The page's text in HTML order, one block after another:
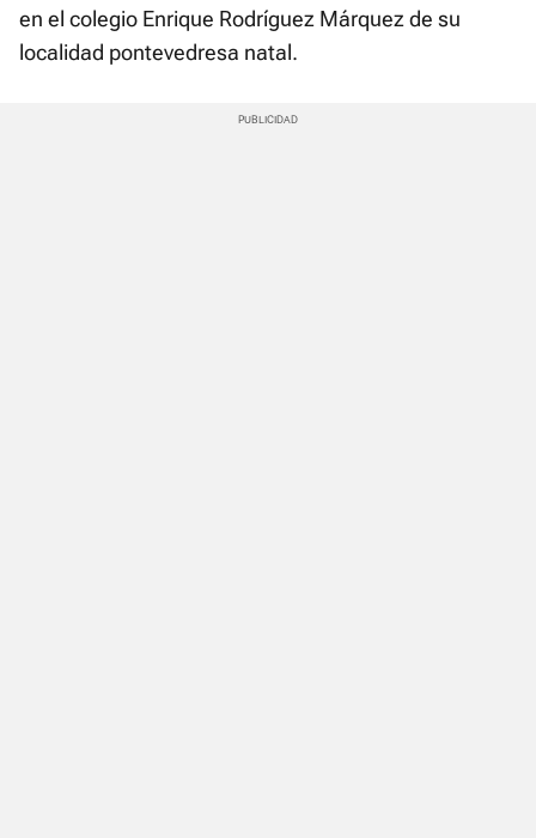
en el colegio Enrique Rodríguez Márquez de su
localidad pontevedresa natal.